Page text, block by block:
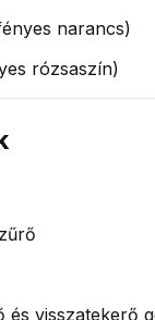
narancs)
rózsaszín)
és visszatekerő